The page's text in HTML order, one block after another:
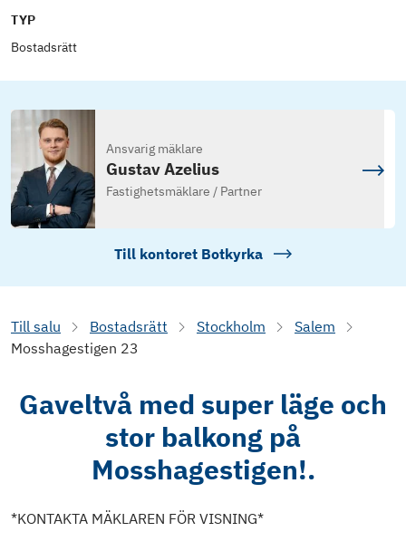
TYP
Bostadsrätt
Ansvarig mäklare
Gustav Azelius
Fastighetsmäklare / Partner
Till kontoret Botkyrka
Till salu Bostadsrätt Stockholm
Salem
Mosshagestigen 23
Gaveltvå med super läge och
stor balkong på
Mosshagestigen!.
*KONTAKTA MÄKLAREN FÖR VISNING*